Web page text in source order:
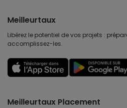
Meilleurtaux
Libérez le potentiel de vos projets :
accomplissez-les.
Meilleurtaux Placement